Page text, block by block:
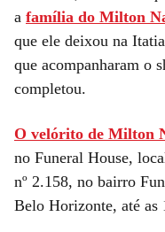
a família do Milton
que ele deixou na
que acompanharam o
completou.
O velórito de Milton
no Funeral House,
nº 2.158, no bairro
Belo Horizonte, até as